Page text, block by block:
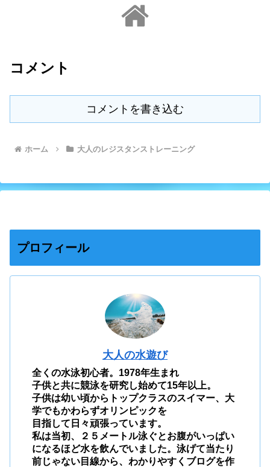
コメント
コメントを書き込む
ホーム 大人のレジスタンストレーニング
プロフィール
大人の水遊び
全くの水泳初心者。1978年生まれ
子供と共に競泳を研究し始めて15年以上。
子供は幼い頃からトップクラスのスイマー、大
学でもかわらずオリンピックを
目指して日々頑張っています。
私は当初、２５メートル泳ぐとお腹がいっぱい
になるほど水を飲んでいました。泳げて当たり
前じゃない目線から、わかりやすくブログを作